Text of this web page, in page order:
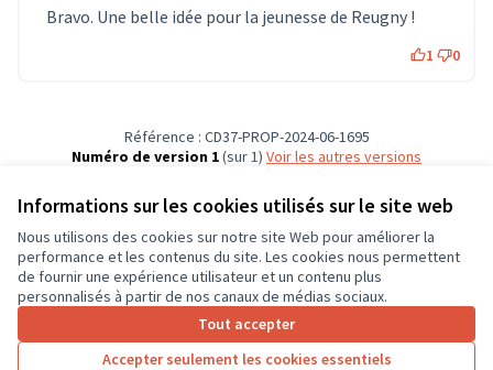
Informations sur les cookies utilisés sur le site web
Nous utilisons des cookies sur notre site Web pour améliorer la
performance et les contenus du site. Les cookies nous permettent
de fournir une expérience utilisateur et un contenu plus
personnalisés à partir de nos canaux de médias sociaux.
Tout accepter
Accepter seulement les cookies essentiels
Bravo. Une belle idée pour la jeunesse de Reugny !
1 0
Référence : CD37-PROP-2024-06-1695
Numéro de version 1(sur 1)
voir les autres versions
Conditions d'utilisation
Paramètres des cookies
CD37 sur X
(Lien externe)
CD37 sur Facebook
CD37 sur Instagram
CD37 sur YouTube
(Lien externe)